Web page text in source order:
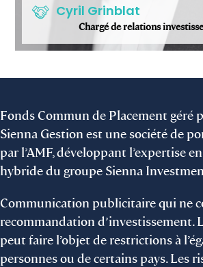
Cyril Grinblat
Chargé de relations
Fonds Commun de Placement géré
Sienna Gestion est une société de
par l’AMF, développant l’expertise
hybride du groupe Sienna
Communication publicitaire qui ne
recommandation d’investissement.
peut faire l’objet de restrictions à
personnes ou de certains pays. Les